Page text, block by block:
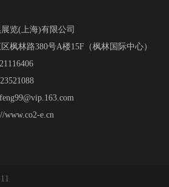
览(上海)有限公司
枫林路380号A楼15F（枫林国际中心）
www.co2-e.cn